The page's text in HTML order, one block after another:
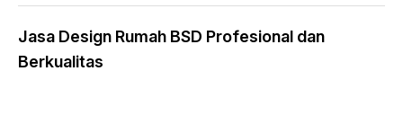
Jasa Design Rumah BSD Profesional dan
Berkualitas